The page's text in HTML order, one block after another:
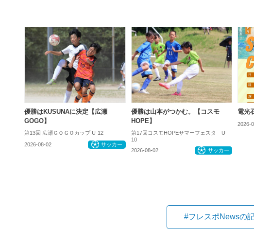
優勝はKUSUNAに決定【広瀬
GOGO】
第13回 広瀬ＧＯＧＯカップ U-12
2026-08-02 サッカー
優勝は山本がつかむ。【コスモ
HOPE】
第17回コスモHOPEサマーフェスタ U-
10
2026-08-02
サッカー
電光
2026-
#フレスポNewsの